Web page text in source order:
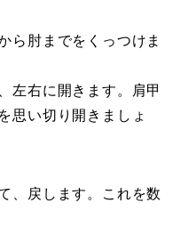
ら肘までをくっつけま
左右に開きます。肩甲
思い切り開きましょ
、戻します。これを数